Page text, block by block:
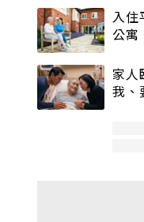
入住
公寓
家人
我、